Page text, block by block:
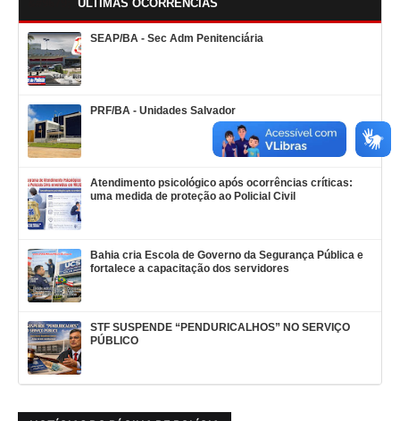
ÚLTIMAS OCORRÊNCIAS
SEAP/BA - Sec Adm Penitenciária
PRF/BA - Unidades Salvador
Atendimento psicológico após ocorrências críticas:
uma medida de proteção ao Policial Civil
Bahia cria Escola de Governo da Segurança Pública e
fortalece a capacitação dos servidores
STF SUSPENDE “PENDURICALHOS” NO SERVIÇO
PÚBLICO